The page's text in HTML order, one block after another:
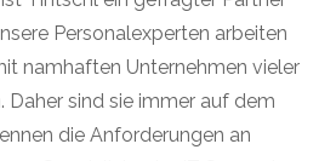
Personalexperten arbeiten
namhaften Unternehmen vieler
Daher sind sie immer auf dem
die Anforderungen an